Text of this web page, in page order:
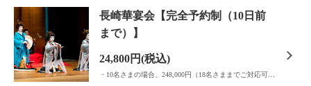
長崎華宴会【完全予約制（10日前
まで）】
24,800円(税込)
・10名さまの場合、248,000円（18名さままでご対応可能）※10名様以上はご相談下さい